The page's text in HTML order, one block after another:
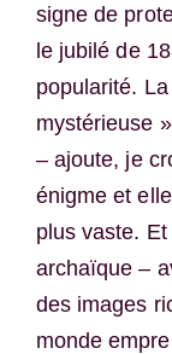
signe de
le jubilé de
popularité.
mystérieuse
– ajoute, je
énigme et
plus vaste.
archaïque –
des images
monde